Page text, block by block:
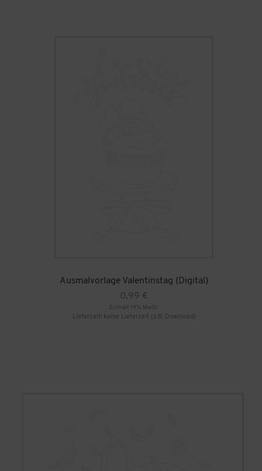
Ausmalvorlage Valentinstag (Digital)
0,99 €
Enthält 19% MwSt.
Lieferzeit: keine Lieferzeit (z.B. Download)